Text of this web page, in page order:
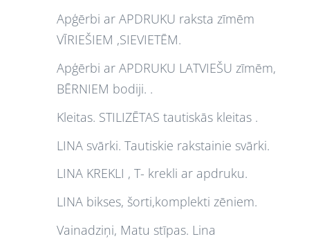
Apģērbi ar APDRUKU raksta zīmēm
VĪRIEŠIEM ,SIEVIETĒM.
Apģērbi ar APDRUKU LATVIEŠU zīmēm,
BĒRNIEM bodiji. .
Kleitas. STILIZĒTAS tautiskās kleitas .
LINA svārki. Tautiskie rakstainie svārki.
LINA KREKLI , T- krekli ar apdruku.
LINA bikses, šorti,komplekti zēniem.
Vainadziņi, Matu stīpas. Lina